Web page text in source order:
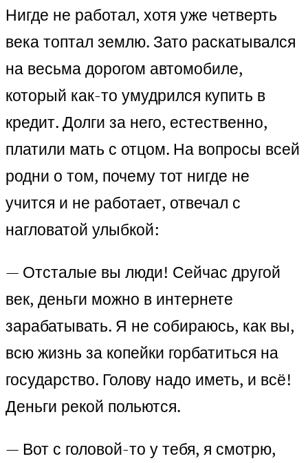
Нигде не работал, хотя уже четверть
века топтал землю. Зато раскатывался
на весьма дорогом автомобиле,
который как-то умудрился купить в
кредит. Долги за него, естественно,
платили мать с отцом. На вопросы всей
родни о том, почему тот нигде не
учится и не работает, отвечал с
нагловатой улыбкой:
— Отсталые вы люди! Сейчас другой
век, деньги можно в интернете
зарабатывать. Я не собираюсь, как вы,
всю жизнь за копейки горбатиться на
государство. Голову надо иметь, и всё!
Деньги рекой польются.
— Вот с головой-то у тебя, я смотрю,